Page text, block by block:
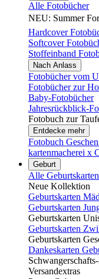
Alle Fotobücher
NEU: Summer
Hardcover
Softcover
Stoffeinband
Nach Anlass
Fotobücher vom
Fotobücher zur
Baby-Fotobücher
Jahresrückblick-
Fotobuch zur
Entdecke mehr
Fotobuch
kartenmacherei x
Geburt
Alle Geburtskarten
Neue Kollektion
Geburtskarten
Geburtskarten
Geburtskarten
Geburtskarten
Geburtskarten
Dankeskarten
Versandextras